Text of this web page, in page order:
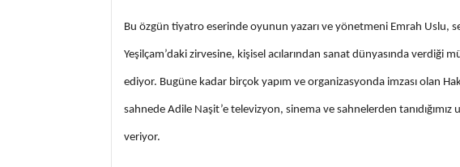
Bu özgün tiyatro eserinde oyunun yazarı ve yönetmeni Emrah Uslu,
Yeşilçam’daki zirvesine, kişisel acılarından sanat dünyasında verdiği
ediyor. Bugüne kadar birçok yapım ve organizasyonda imzası olan
sahnede Adile Naşit’e televizyon, sinema ve sahnelerden
veriyor.